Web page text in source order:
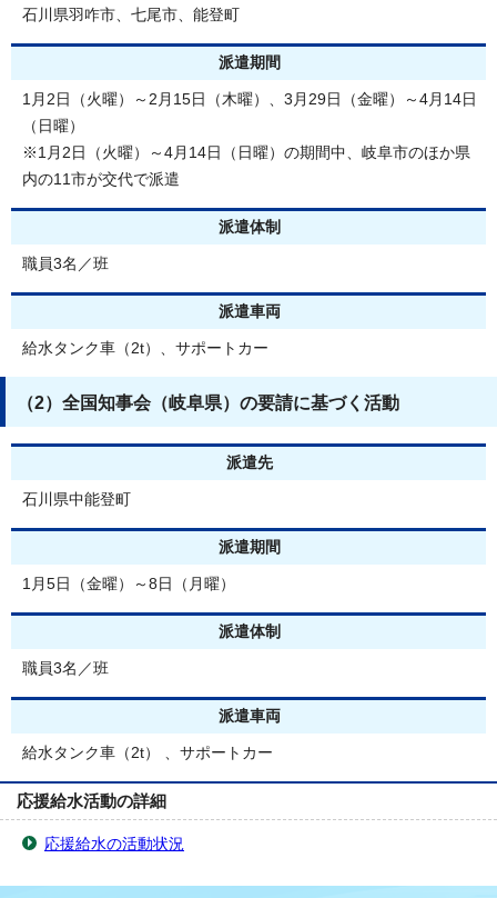
石川県羽咋市、七尾市、能登町
派遣期間
1月2日（火曜）～2月15日（木曜）、3月29日（金曜）～4月14日
（日曜）
※1月2日（火曜）～4月14日（日曜）の期間中、岐阜市のほか県
内の11市が交代で派遣
派遣体制
職員3名／班
派遣車両
給水タンク車（2t）、サポートカー
（2）全国知事会（岐阜県）の要請に基づく活動
派遣先
石川県中能登町
派遣期間
1月5日（金曜）～8日（月曜）
派遣体制
職員3名／班
派遣車両
給水タンク車（2t） 、サポートカー
応援給水活動の詳細
応援給水の活動状況